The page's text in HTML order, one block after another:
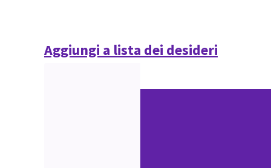
Aggiungi a lista dei desideri